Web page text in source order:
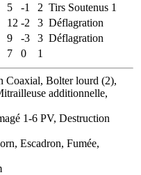
5 -1 2 Tirs Soutenus 1
12 -2 3 Déflagration
9 -3 3 Déflagration
7 0 1
Coaxial, Bolter lourd (2),
additionnelle,
1-6 PV, Destruction
Escadron, Fumée,